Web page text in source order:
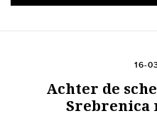
16-
Achter de
Srebrenica